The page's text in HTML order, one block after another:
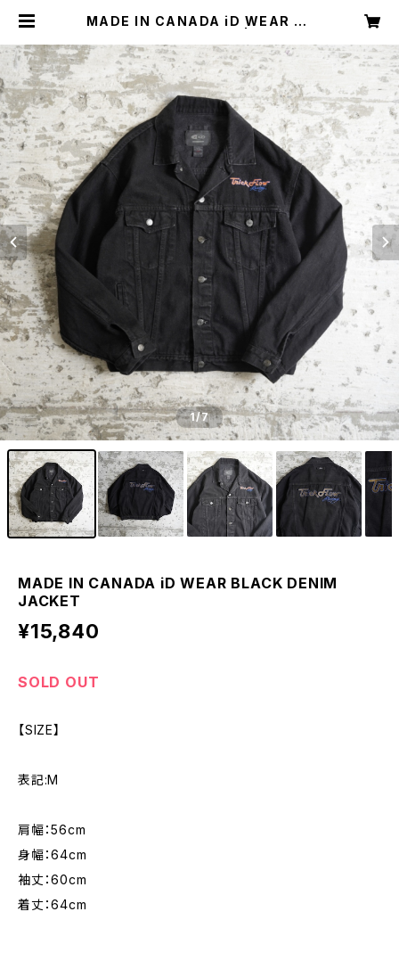
MADE IN CANADA iD WEAR BL
s
1/7
MADE IN CANADA iD WEAR BLACK DENIM
JACKET
¥15,840
SOLD OUT
【SIZE】
表記:M
肩幅：56cm
身幅：64cm
袖丈：60cm
着丈：64cm